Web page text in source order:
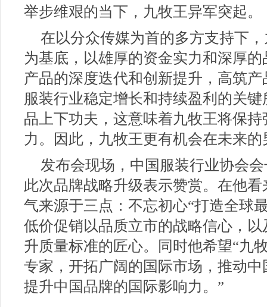
举步维艰的当下，九牧王异军突起。
在以分众传媒为首的多方支持下
为基底，以雄厚的资金实力和深厚
产品的深度迭代和创新提升，高筑
服装行业稳定增长和持续盈利的关
品上下功夫，这意味着九牧王将保
力。因此，九牧王更有机会在未来
发布会现场，中国服装行业协会
此次品牌战略升级表示赞赏。在他
气来源于三点：不忘初心“打造全球
低价促销以品质立市的战略信心，
升质量标准的匠心。同时他希望“九
专家，开拓广阔的国际市场，推动
提升中国品牌的国际影响力。”